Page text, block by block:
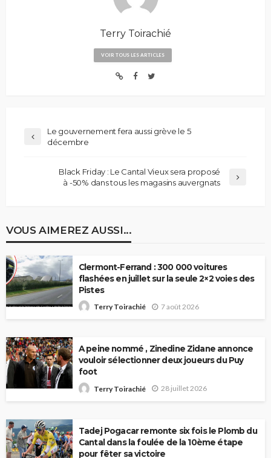
Terry Toirachié
VOIR TOUS LES ARTICLES
Le gouvernement fera aussi grève le 5
décembre
Black Friday : Le Cantal Vieux sera proposé
à -50% dans tous les magasins auvergnats
VOUS AIMEREZ AUSSI...
Clermont-Ferrand : 300 000 voitures
flashées en juillet sur la seule 2×2 voies des
Pistes
Terry Toirachié 7 août 2026
A peine nommé , Zinedine Zidane annonce
vouloir sélectionner deux joueurs du Puy
foot
Terry Toirachié 28 juillet 2026
Tadej Pogacar remonte six fois le Plomb du
Cantal dans la foulée de la 10ème étape
pour fêter sa victoire